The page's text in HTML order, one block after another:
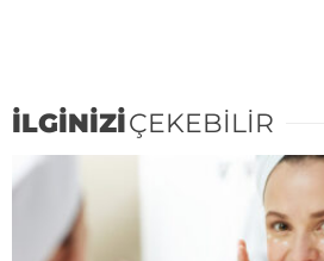
İLGİNİZİÇEKEBİLİR